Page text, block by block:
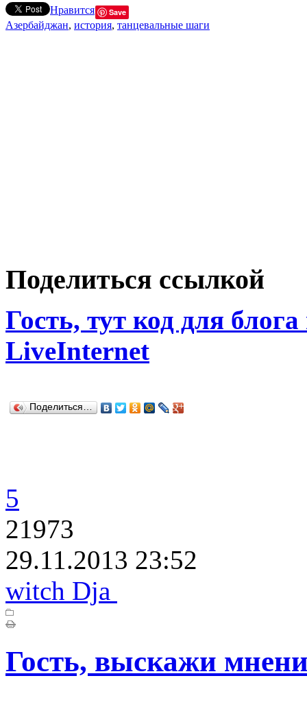
Нравится Save
Азербайджан, история, танцевальные шаги
Поделиться ссылкой
Гость, тут код для
LiveInternet
Поделиться…
5
21973
29.11.2013 23:52
witch Dja
Гость, выскажи